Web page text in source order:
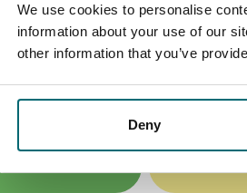
We use cookies to personalise
information about your use of our
other information that you’ve
Deny
vindt u opde
Brinkman die het bekijken zeker
betaalwater